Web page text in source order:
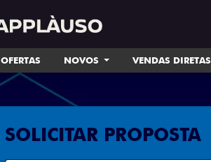
OFERTAS NOVOS VENDAS DIRETAS
SOLICITAR PROPOSTA